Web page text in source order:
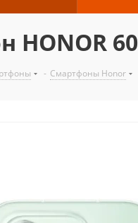
HONOR
- Смартфоны Honor